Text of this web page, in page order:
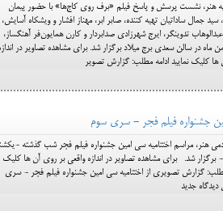
هنر، نشست پرسش و پاسخ فيلم «برف روي كاج‌ها» با حضور پيمان
سيد جمال ساداتيان تهيه كننده، صابر ابر، مهناز افشار و ويشكاه آسايش،
عبدالوهاب تدوينگر، ايرج شهرزادي صدابردار و كارن همايون‌فر آهنگساز،
19 بهمن ماه در سالن سعدي برج ميلاد برگزار شد. برای مشاهده تصاویر در
ها کلیک نمایید ادامه مطلب: گزارش تصویر
جشنواره فیلم فجر - سری سوم
هنر، مراسم اختتامیه سی امین جشنواره فیلم فجر شب گذشته -
23 بهمن 1390- برگزار شد. برای مشاهده تصاویر در اندازه واقعی بر روی آن ها کلیک
گزارش تصویری از اختتامیه سی امین جشنواره فیلم فجر - سری
جدید